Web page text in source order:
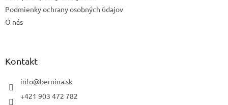
Podmienky ochrany osobných údajov
O nás
Kontakt
info@bernina.sk
+421 903 472 782